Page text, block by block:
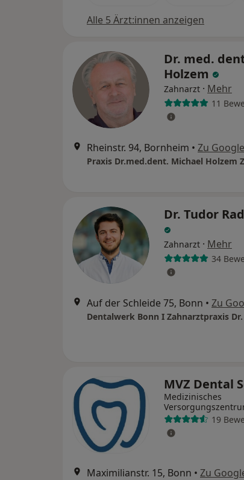
Alle 5 Ärzt:innen anzeigen
Dr. med.
Holzem
Zahnarzt · Mehr
11
Rheinstr. 94, Bornheim • Zu
Praxis Dr.med.dent. Michael Holzem
Dr. Tudor
Zahnarzt · Mehr
34
Auf der Schleide 75, Bonn • Zu
MVZ Dental
Medizinisches
19
Maximilianstr. 15, Bonn • Zu